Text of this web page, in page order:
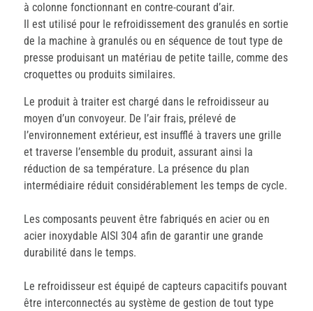
à colonne fonctionnant en contre-courant d’air.
Il est utilisé pour le refroidissement des granulés en sortie
de la machine à granulés ou en séquence de tout type de
presse produisant un matériau de petite taille, comme des
croquettes ou produits similaires.
Le produit à traiter est chargé dans le refroidisseur au
moyen d’un convoyeur. De l’air frais, prélevé de
l’environnement extérieur, est insufflé à travers une grille
et traverse l’ensemble du produit, assurant ainsi la
réduction de sa température. La présence du plan
intermédiaire réduit considérablement les temps de cycle.
Les composants peuvent être fabriqués en acier ou en
acier inoxydable AISI 304 afin de garantir une grande
durabilité dans le temps.
Le refroidisseur est équipé de capteurs capacitifs pouvant
être interconnectés au système de gestion de tout type